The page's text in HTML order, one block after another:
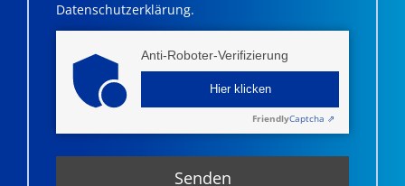
Datenschutzerklärung.
Anti-Roboter-Verifizierung
Hier klicken
FriendlyCaptcha ⇗